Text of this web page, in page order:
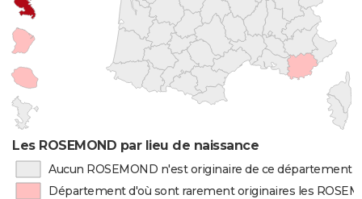
Les ROSEMOND par lieu de naissance
Aucun ROSEMOND n'est originaire de ce département
Département d'où sont rarement originaires les